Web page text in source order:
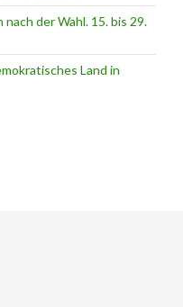
der Wahl. 15. bis 29.
Land in